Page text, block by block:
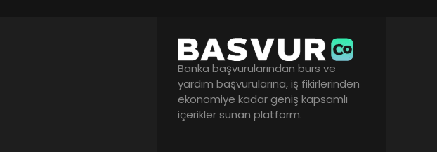
Banka başvurularından burs ve
yardım başvurularına, iş fikirlerinden
ekonomiye kadar geniş kapsamlı
içerikler sunan platform.